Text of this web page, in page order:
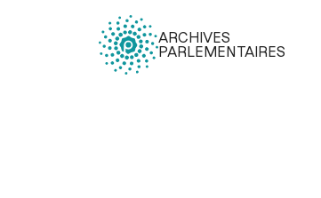
ARCHIVES
PARLEMENTAIRES